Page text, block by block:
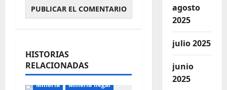
HISTORIAS
RELACIONADAS
Mineria Mineria Ilegal
agosto
2025
julio 2025
junio
2025